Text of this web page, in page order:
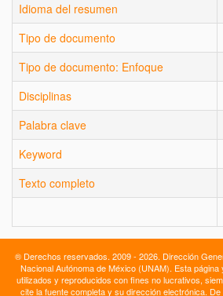
Idioma del resumen
Tipo de documento
Tipo de documento: Enfoque
Disciplinas
Palabra clave
Keyword
Texto completo
® Derechos reservados. 2009 - 2026. Dirección
Nacional Autónoma de México (UNAM). Esta
utilizados y reproducidos con fines no lucrativos,
cite la fuente completa y su dirección electrónica.